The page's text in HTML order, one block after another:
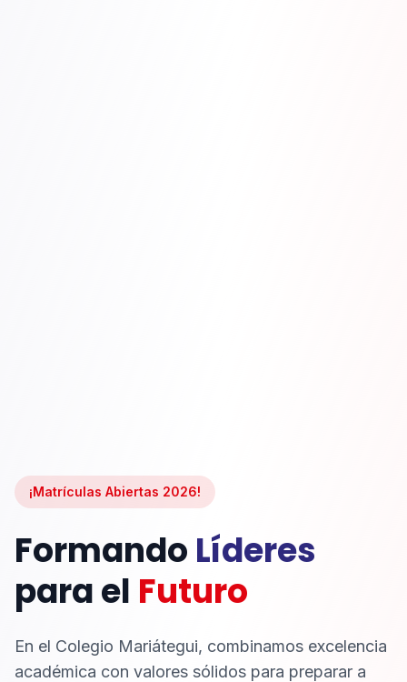
¡Matrículas Abiertas 2026!
Formando Líderes
para el Futuro
En el Colegio Mariátegui, combinamos excelencia
académica con valores sólidos para preparar a